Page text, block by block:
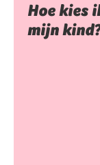
Hoe kies
mijn